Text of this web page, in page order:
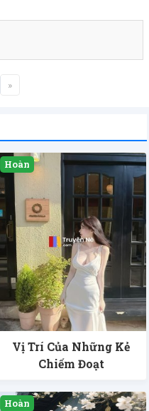
»
Vị Trí Của Những Kẻ
Chiếm Đoạt